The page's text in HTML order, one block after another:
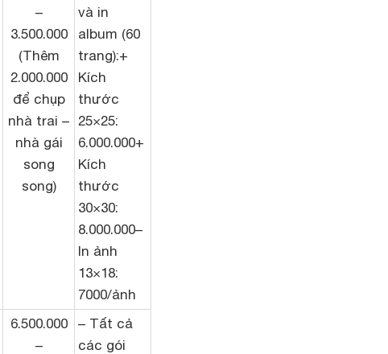
–
3.500.000
(Thêm
2.000.000
để chụp
nhà trai –
nhà gái
song
song)
và in
album (60
trang):+
Kích
thước
25×25:
6.000.000+
Kích
thước
30×30:
8.000.000–
In ảnh
13×18:
7000/ảnh
6.500.000
–
– Tất cả
các gói